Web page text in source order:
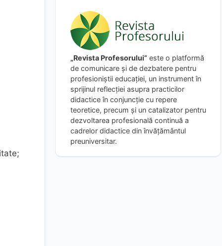
„Revista Profesorului” este o platformă
de comunicare și de dezbatere pentru
profesioniștii educației, un instrument în
sprijinul reflecției asupra practicilor
didactice în conjuncție cu repere
teoretice, precum și un catalizator pentru
dezvoltarea profesională continuă a
cadrelor didactice din învățământul
preuniversitar.